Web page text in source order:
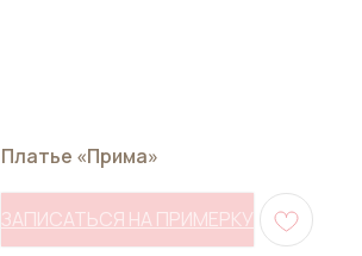
Платье «Прима»
ЗАПИСАТЬСЯ НА ПРИМЕРКУ